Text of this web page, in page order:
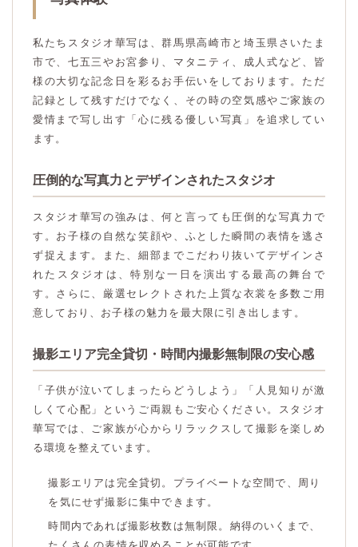
私たちスタジオ華写は、群馬県高崎市と埼玉県さいたま
市で、七五三やお宮参り、マタニティ、成人式など、皆
様の大切な記念日を彩るお手伝いをしております。ただ
記録として残すだけでなく、その時の空気感やご家族の
愛情まで写し出す「心に残る優しい写真」を追求してい
ます。
圧倒的な写真力とデザインされたスタジオ
スタジオ華写の強みは、何と言っても圧倒的な写真力で
す。お子様の自然な笑顔や、ふとした瞬間の表情を逃さ
ず捉えます。また、細部までこだわり抜いてデザインさ
れたスタジオは、特別な一日を演出する最高の舞台で
す。さらに、厳選セレクトされた上質な衣裳を多数ご用
意しており、お子様の魅力を最大限に引き出します。
撮影エリア完全貸切・時間内撮影無制限の安心感
「子供が泣いてしまったらどうしよう」「人見知りが激
しくて心配」というご両親もご安心ください。スタジオ
華写では、ご家族が心からリラックスして撮影を楽しめ
る環境を整えています。
撮影エリアは完全貸切。プライベートな空間で、周り
を気にせず撮影に集中できます。
時間内であれば撮影枚数は無制限。納得のいくまで、